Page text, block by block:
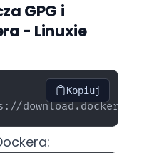
GPG i
- Linuxie
Kopiuj